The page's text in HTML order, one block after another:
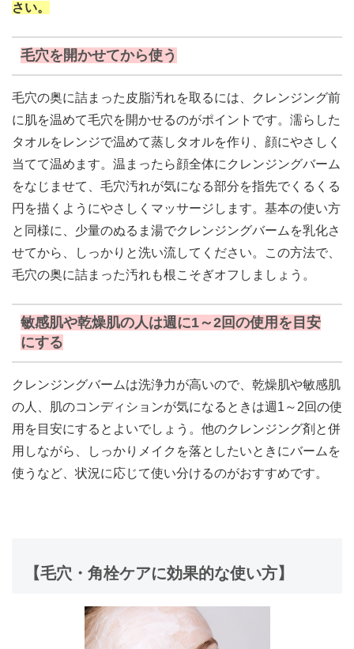
さい。
毛穴を開かせてから使う
毛穴の奥に詰まった皮脂汚れを取るには、クレンジング前
に肌を温めて毛穴を開かせるのがポイントです。濡らした
タオルをレンジで温めて蒸しタオルを作り、顔にやさしく
当てて温めます。温まったら顔全体にクレンジングバーム
をなじませて、毛穴汚れが気になる部分を指先でくるくる
円を描くようにやさしくマッサージします。基本の使い方
と同様に、少量のぬるま湯でクレンジングバームを乳化さ
せてから、しっかりと洗い流してください。この方法で、
毛穴の奥に詰まった汚れも根こそぎオフしましょう。
敏感肌や乾燥肌の人は週に1～2回の使用を目安
にする
クレンジングバームは洗浄力が高いので、乾燥肌や敏感肌
の人、肌のコンディションが気になるときは週1～2回の使
用を目安にするとよいでしょう。他のクレンジング剤と併
用しながら、しっかりメイクを落としたいときにバームを
使うなど、状況に応じて使い分けるのがおすすめです。
【毛穴・角栓ケアに効果的な使い方】